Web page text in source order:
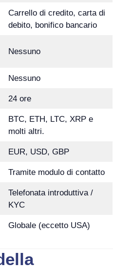
Carrello di credito, carta di
debito, bonifico bancario
Nessuno
Nessuno
24 ore
BTC, ETH, LTC, XRP e
molti altri.
EUR, USD, GBP
Tramite modulo di contatto
Telefonata introduttiva /
KYC
Globale (eccetto USA)